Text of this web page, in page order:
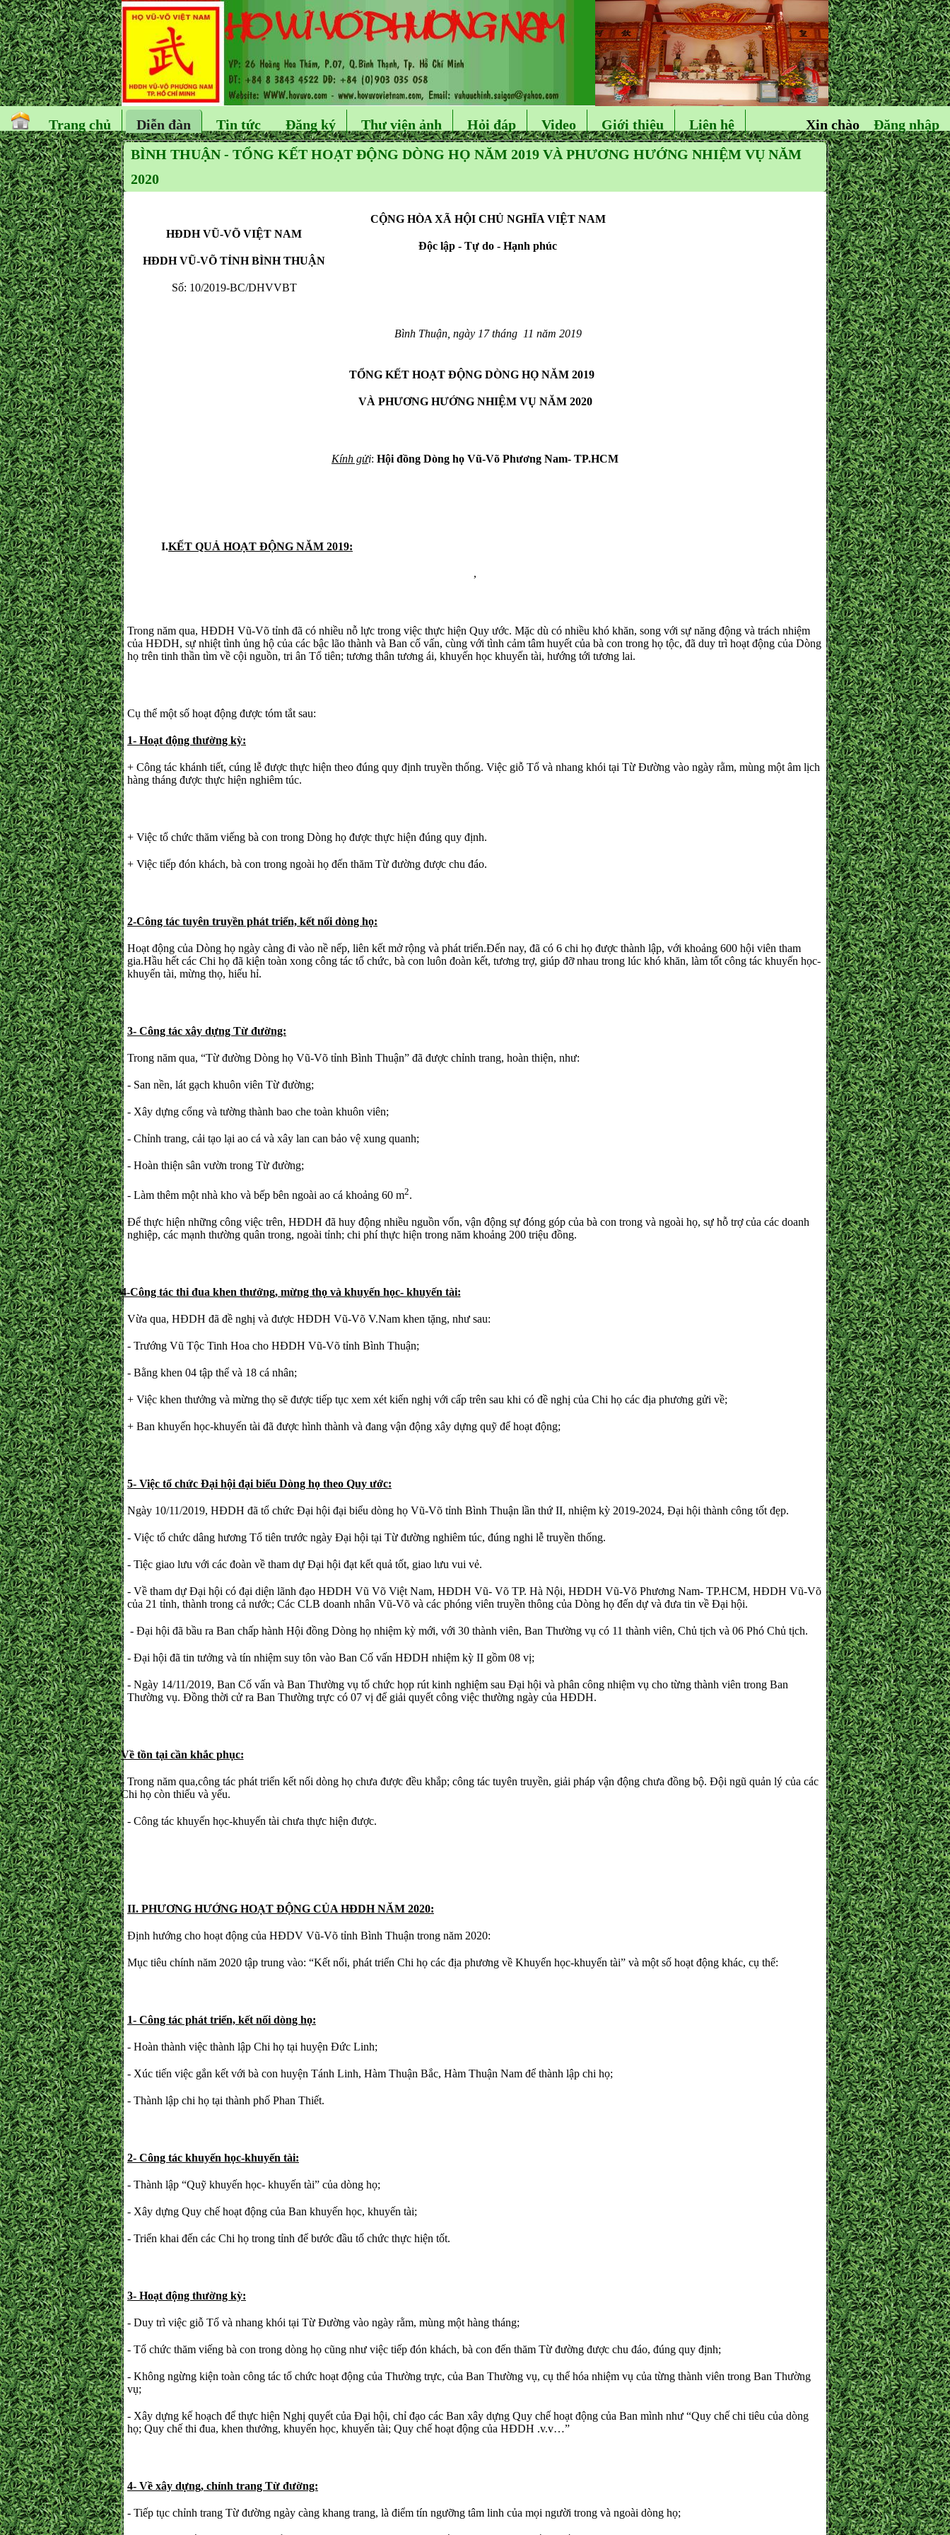
Trang chủ Diễn đàn Tin tức Đăng ký Thư viện ảnh Hỏi đáp Video Giới thiệu Liên hệ Đăng nhập
Xin chào
BÌNH THUẬN - TỔNG KẾT HOẠT ĐỘNG DÒNG HỌ NĂM 2019 VÀ PHƯƠNG HƯỚNG NHIỆM VỤ NĂM
2020
HĐDH VŨ-VÕ VIỆT NAM
HĐDH VŨ-VÕ TỈNH BÌNH THUẬN
Số: 10/2019-BC/DHVVBT
CỘNG HÒA XÃ HỘI CHỦ NGHĨA VIỆT NAM
Độc lập - Tự do - Hạnh phúc
Bình Thuận, ngày 17 tháng 11 năm 2019
TỔNG KẾT HOẠT ĐỘNG DÒNG HỌ NĂM 2019
VÀ PHƯƠNG HƯỚNG NHIỆM VỤ NĂM 2020
Kính gửi: Hội đồng Dòng họ Vũ-Võ Phương Nam- TP.HCM
I.KẾT QUẢ HOẠT ĐỘNG NĂM 2019:
,
Trong năm qua, HĐDH Vũ-Võ tỉnh đã có nhiều nỗ lực trong việc thực hiện Quy ước. Mặc dù có nhiều khó khăn, song với sự năng động và trách nhiệm
của HĐDH, sự nhiệt tình ủng hộ của các bậc lão thành và Ban cố vấn, cùng với tình cảm tâm huyết của bà con trong họ tộc, đã duy trì hoạt động của Dòng
họ trên tinh thần tìm về cội nguồn, tri ân Tổ tiên; tương thân tương ái, khuyến học khuyến tài, hướng tới tương lai.
Cụ thể một số hoạt động được tóm tắt sau:
1- Hoạt động thường kỳ:
+ Công tác khánh tiết, cúng lễ được thực hiện theo đúng quy định truyền thống. Việc giỗ Tổ và nhang khói tại Từ Đường vào ngày rằm, mùng một âm lịch
hàng tháng được thực hiện nghiêm túc.
+ Việc tổ chức thăm viếng bà con trong Dòng họ được thực hiện đúng quy định.
+ Việc tiếp đón khách, bà con trong ngoài họ đến thăm Từ đường được chu đáo.
2-Công tác tuyên truyền phát triển, kết nối dòng họ:
Hoạt động của Dòng họ ngày càng đi vào nề nếp, liên kết mở rộng và phát triển.Đến nay, đã có 6 chi họ được thành lập, với khoảng 600 hội viên tham
gia.Hầu hết các Chi họ đã kiện toàn xong công tác tổ chức, bà con luôn đoàn kết, tương trợ, giúp đỡ nhau trong lúc khó khăn, làm tốt công tác khuyến học-
khuyến tài, mừng thọ, hiếu hỉ.
3- Công tác xây dựng Từ đường:
Trong năm qua, “Từ đường Dòng họ Vũ-Võ tỉnh Bình Thuận” đã được chỉnh trang, hoàn thiện, như:
- San nền, lát gạch khuôn viên Từ đường;
- Xây dựng cổng và tường thành bao che toàn khuôn viên;
- Chỉnh trang, cải tạo lại ao cá và xây lan can bảo vệ xung quanh;
- Hoàn thiện sân vườn trong Từ đường;
- Làm thêm một nhà kho và bếp bên ngoài ao cá khoảng 60 m2.
Để thực hiện những công việc trên, HĐDH đã huy động nhiều nguồn vốn, vận động sự đóng góp của bà con trong và ngoài họ, sự hỗ trợ của các doanh
nghiệp, các mạnh thường quân trong, ngoài tỉnh; chi phí thực hiện trong năm khoảng 200 triệu đồng.
4-Công tác thi đua khen thưởng, mừng thọ và khuyến học- khuyến tài:
Vừa qua, HĐDH đã đề nghị và được HĐDH Vũ-Võ V.Nam khen tặng, như sau:
- Trướng Vũ Tộc Tinh Hoa cho HĐDH Vũ-Võ tỉnh Bình Thuận;
- Bằng khen 04 tập thể và 18 cá nhân;
+ Việc khen thưởng và mừng thọ sẽ được tiếp tục xem xét kiến nghị với cấp trên sau khi có đề nghị của Chi họ các địa phương gửi về;
+ Ban khuyến học-khuyến tài đã được hình thành và đang vận động xây dựng quỹ để hoạt động;
5- Việc tổ chức Đại hội đại biểu Dòng họ theo Quy ước:
Ngày 10/11/2019, HĐDH đã tổ chức Đại hội đại biểu dòng họ Vũ-Võ tỉnh Bình Thuận lần thứ II, nhiệm kỳ 2019-2024, Đại hội thành công tốt đẹp.
- Việc tổ chức dâng hương Tổ tiên trước ngày Đại hội tại Từ đường nghiêm túc, đúng nghi lễ truyền thống.
- Tiệc giao lưu với các đoàn về tham dự Đại hội đạt kết quả tốt, giao lưu vui vẻ.
- Về tham dự Đại hội có đại diện lãnh đạo HĐDH Vũ Võ Việt Nam, HĐDH Vũ- Võ TP. Hà Nội, HĐDH Vũ-Võ Phương Nam- TP.HCM, HĐDH Vũ-Võ
của 21 tỉnh, thành trong cả nước; Các CLB doanh nhân Vũ-Võ và các phóng viên truyền thông của Dòng họ đến dự và đưa tin về Đại hội.
- Đại hội đã bầu ra Ban chấp hành Hội đồng Dòng họ nhiệm kỳ mới, với 30 thành viên, Ban Thường vụ có 11 thành viên, Chủ tịch và 06 Phó Chủ tịch.
- Đại hội đã tin tưởng và tín nhiệm suy tôn vào Ban Cố vấn HĐDH nhiệm kỳ II gồm 08 vị;
- Ngày 14/11/2019, Ban Cố vấn và Ban Thường vụ tổ chức họp rút kinh nghiệm sau Đại hội và phân công nhiệm vụ cho từng thành viên trong Ban
Thường vụ. Đồng thời cử ra Ban Thường trực có 07 vị để giải quyết công việc thường ngày của HĐDH.
Về tồn tại cần khắc phục:
- Trong năm qua,công tác phát triển kết nối dòng họ chưa được đều khắp; công tác tuyên truyền, giải pháp vận động chưa đồng bộ. Đội ngũ quản lý của các
Chi họ còn thiếu và yếu.
- Công tác khuyến học-khuyến tài chưa thực hiện được.
II. PHƯƠNG HƯỚNG HOẠT ĐỘNG CỦA HĐDH NĂM 2020:
Định hướng cho hoạt động của HĐDV Vũ-Võ tỉnh Bình Thuận trong năm 2020:
Mục tiêu chính năm 2020 tập trung vào: “Kết nối, phát triển Chi họ các địa phương về Khuyến học-khuyến tài” và một số hoạt động khác, cụ thể:
1- Công tác phát triển, kết nối dòng họ:
- Hoàn thành việc thành lập Chi họ tại huyện Đức Linh;
- Xúc tiến việc gắn kết với bà con huyện Tánh Linh, Hàm Thuận Bắc, Hàm Thuận Nam để thành lập chi họ;
- Thành lập chi họ tại thành phố Phan Thiết.
2- Công tác khuyến học-khuyến tài:
- Thành lập “Quỹ khuyến học- khuyến tài” của dòng họ;
- Xây dựng Quy chế hoạt động của Ban khuyến học, khuyến tài;
- Triển khai đến các Chi họ trong tỉnh để bước đầu tổ chức thực hiện tốt.
3- Hoạt động thường kỳ:
- Duy trì việc giỗ Tổ và nhang khói tại Từ Đường vào ngày rằm, mùng một hàng tháng;
- Tổ chức thăm viếng bà con trong dòng họ cũng như việc tiếp đón khách, bà con đến thăm Từ đường được chu đáo, đúng quy định;
- Không ngừng kiện toàn công tác tổ chức hoạt động của Thường trực, của Ban Thường vụ, cụ thể hóa nhiệm vụ của từng thành viên trong Ban Thường
vụ;
- Xây dựng kế hoạch để thực hiện Nghị quyết của Đại hội, chỉ đạo các Ban xây dựng Quy chế hoạt động của Ban mình như “Quy chế chi tiêu của dòng
họ; Quy chế thi đua, khen thưởng, khuyến học, khuyến tài; Quy chế hoạt động của HĐDH .v.v…”
4- Về xây dựng, chỉnh trang Từ đường:
- Tiếp tục chỉnh trang Từ đường ngày càng khang trang, là điểm tín ngưỡng tâm linh của mọi người trong và ngoài dòng họ;